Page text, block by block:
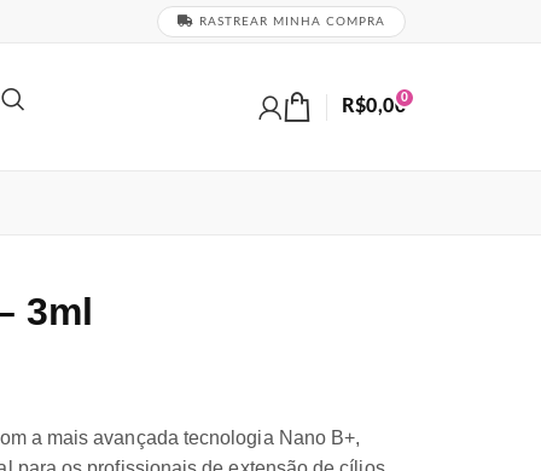
RASTREAR MINHA COMPRA
0
R$0,00
3ml
a mais avançada tecnologia Nano B+,